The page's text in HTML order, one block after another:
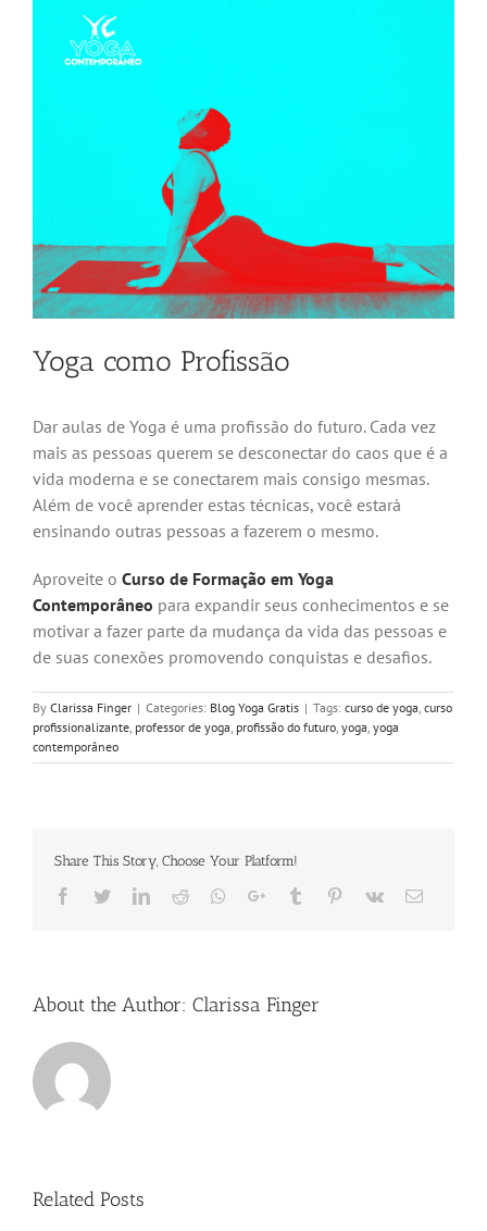
Yoga como Profissão
Dar aulas de Yoga é uma profissão do futuro. Cada vez
mais as pessoas querem se desconectar do caos que é a
vida moderna e se conectarem mais consigo mesmas.
Além de você aprender estas técnicas, você estará
ensinando outras pessoas a fazerem o mesmo.
Aproveite o Curso de Formação em Yoga
Contemporâneo para expandir seus conhecimentos e se
motivar a fazer parte da mudança da vida das pessoas e
de suas conexões promovendo conquistas e desafios.
By Clarissa Finger | Categories: Blog Yoga Gratis | Tags: curso de yoga, curso
profissionalizante, professor de yoga, profissão do futuro, yoga, yoga
contemporâneo
Share This Story, Choose Your Platform!
Facebook
TwitterLinkedIn
Reddit Whatsapp
Google+Tumblr Pinterest
Vk Email
About the Author: Clarissa Finger
Related Posts